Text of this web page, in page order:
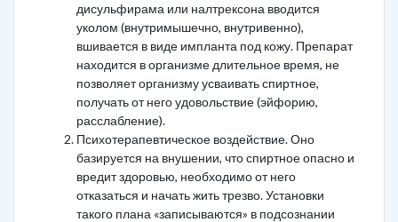
дисульфирама или налтрексона вводится
уколом (внутримышечно, внутривенно),
вшивается в виде импланта под кожу. Препарат
находится в организме длительное время, не
позволяет организму усваивать спиртное,
получать от него удовольствие (эйфорию,
расслабление).
Психотерапевтическое воздействие. Оно
базируется на внушении, что спиртное опасно и
вредит здоровью, необходимо от него
отказаться и начать жить трезво. Установки
такого плана «записываются» в подсознании